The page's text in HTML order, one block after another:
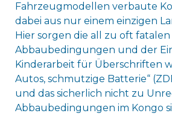
Fahrzeugmodellen verbaute
dabei aus nur einem einzigen
Hier sorgen die all zu oft fatalen
Abbaubedingungen und der
Kinderarbeit für Überschriften
Autos, schmutzige Batterie“
und das sicherlich nicht zu
Abbaubedingungen im Kongo